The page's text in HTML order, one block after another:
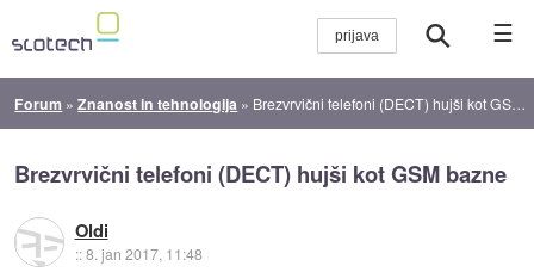
☰
Forum »Znanost in tehnologija » Brezvrvični telefoni (DECT) hujši kot GSM bazne
Brezvrvični telefoni (DECT) hujši kot GSM bazne
Oldi
::8. jan 2017, 11:48